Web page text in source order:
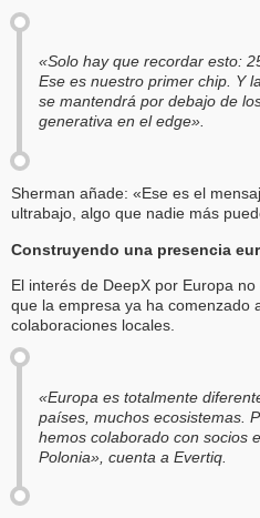
«Solo hay que recordar esto:
Ese es nuestro primer chip. Y
se mantendrá por debajo de
generativa en el edge».
Sherman añade: «Ese es el
ultrabajo, algo que nadie más
Construyendo una presencia
El interés de DeepX por Europa
que la empresa ya ha comenzado
colaboraciones locales.
«Europa es totalmente
países, muchos ecosistemas.
hemos colaborado con socios
Polonia», cuenta a Evertiq.